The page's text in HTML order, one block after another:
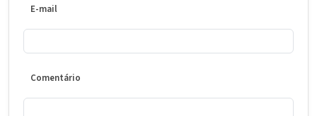
E-mail
Comentário